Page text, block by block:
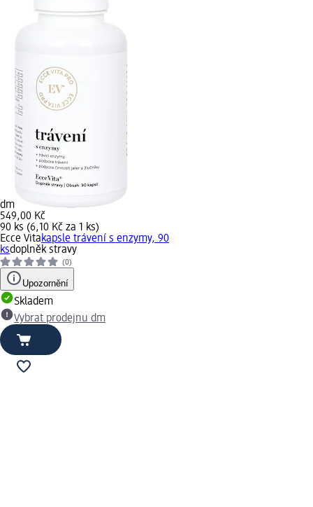
dm
549,00 Kč
90 ks (6,10 Kč za 1 ks)
Ecce Vitakapsle trávení s enzymy, 90
ksdoplněk stravy
(0)
Upozornění
Skladem
Vybrat prodejnu dm